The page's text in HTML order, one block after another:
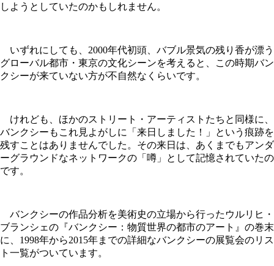
しようとしていたのかもしれません。
いずれにしても、2000年代初頭、バブル景気の残り香が漂う
グローバル都市・東京の文化シーンを考えると、この時期バン
クシーが来ていない方が不自然なくらいです。
けれども、ほかのストリート・アーティストたちと同様に、
バンクシーもこれ見よがしに「来日しました！」という痕跡を
残すことはありませんでした。その来日は、あくまでもアンダ
ーグラウンドなネットワークの「噂」として記憶されていたの
です。
バンクシーの作品分析を美術史の立場から行ったウルリヒ・
ブランシェの『バンクシー：物質世界の都市のアート』の巻末
に、1998年から2015年までの詳細なバンクシーの展覧会のリス
ト一覧がついています。